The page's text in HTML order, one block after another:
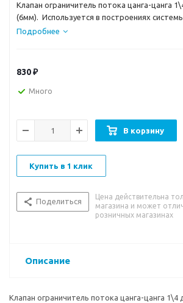
Клапан ограничитель потока цанга-цанга
(6мм). Используется в построениях
осмоса без помпы давления.
Подробнее
830₽
Много
В корзину
Купить в 1 клик
Поделиться
Цена действительна
магазина и может
розничных магазинах
Описание
Клапан ограничитель потока цанга-цанга